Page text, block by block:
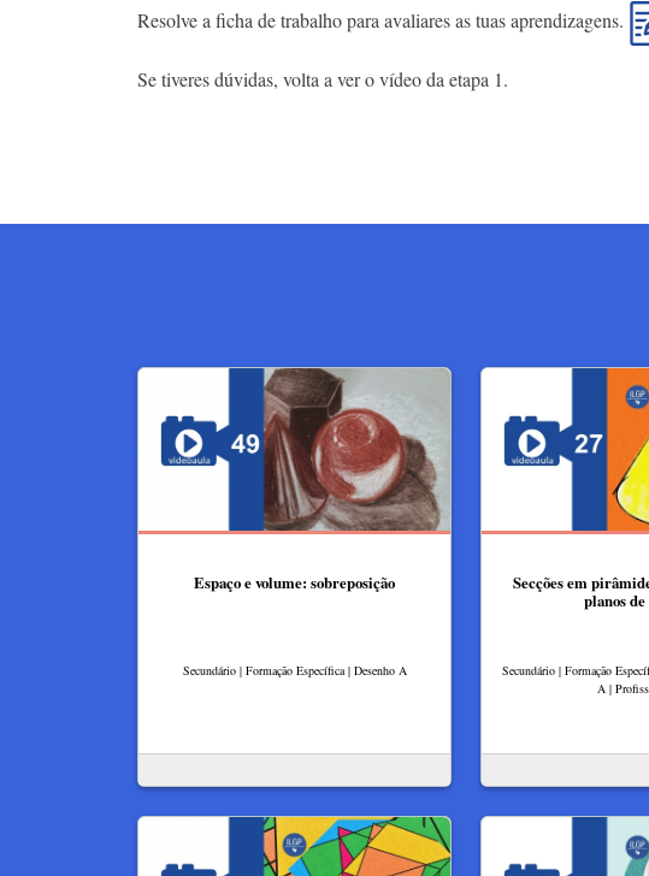
Resolve a ficha de trabalho para avaliares as tuas aprendizagens.
Se tiveres dúvidas, volta a ver o vídeo da etapa 1.
Espaço e volume: sobreposição
Secundário | Formação Específica | Desenho A
Secções em
planos
Secundário | Formação
A |